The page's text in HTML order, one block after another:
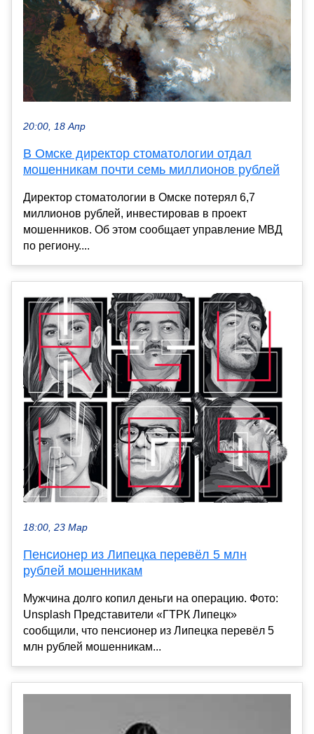
20:00, 18 Апр
В Омске директор стоматологии отдал
мошенникам почти семь миллионов рублей
Директор стоматологии в Омске потерял 6,7
миллионов рублей, инвестировав в проект
мошенников. Об этом сообщает управление МВД
по региону....
18:00, 23 Мар
Пенсионер из Липецка перевёл 5 млн
рублей мошенникам
Мужчина долго копил деньги на операцию. Фото:
Unsplash Представители «ГТРК Липецк»
сообщили, что пенсионер из Липецка перевёл 5
млн рублей мошенникам...